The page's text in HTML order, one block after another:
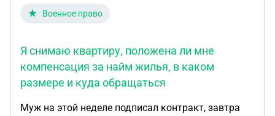
Военное право
Я снимаю квартиру, положена ли мне
компенсация за найм жилья, в каком
размере и куда обращаться
Муж на этой неделе подписал контракт, завтра